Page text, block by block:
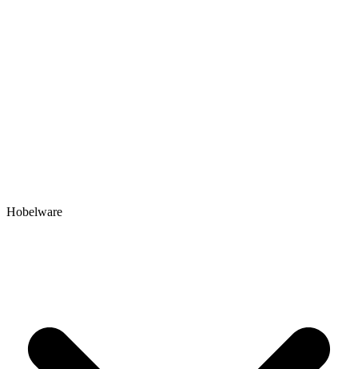
Hobelware